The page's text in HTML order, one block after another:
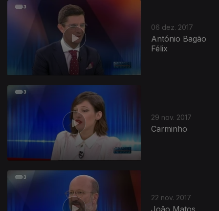
06 dez. 2017
António Bagão
Félix
29 nov. 2017
Carminho
22 nov. 2017
João Matos